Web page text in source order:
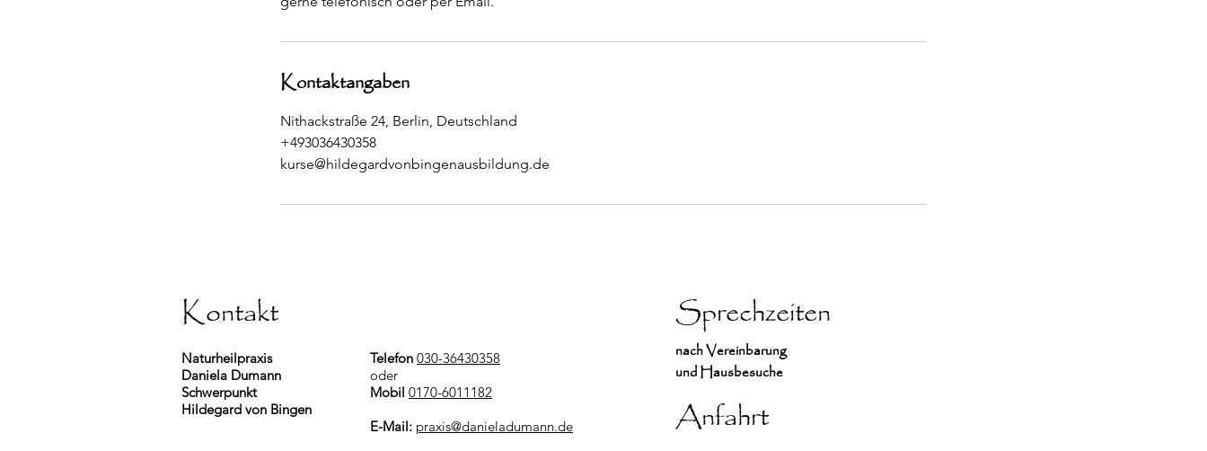
Kontaktangaben
Nithackstraße 24, Berlin, Deutschland
+493036430358
kurse@hildegardvonbingenausbildung.de
Kontakt Sprechzeiten
Naturheilpraxis
Daniela Dumann
Schwerpunkt
Hildegard von Bingen
Telefon 030-36430358
oder
Mobil 0170-6011182
E-Mail: praxis@danieladumann.de
nach Vereinbarung
und Hausbesuche
Anfahrt